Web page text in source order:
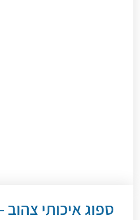
ספוג איכותי צהוב